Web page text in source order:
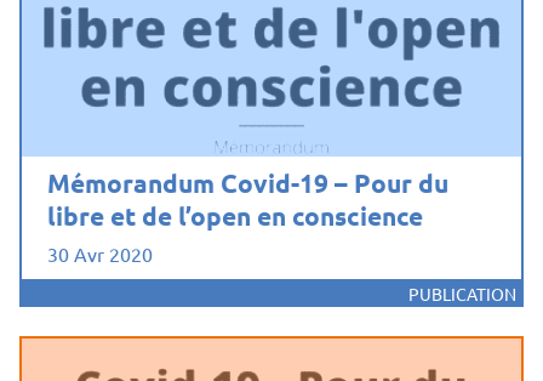
Mémorandum Covid-19 – Pour du
libre et de l’open en conscience
30 Avr 2020
PUBLICATION